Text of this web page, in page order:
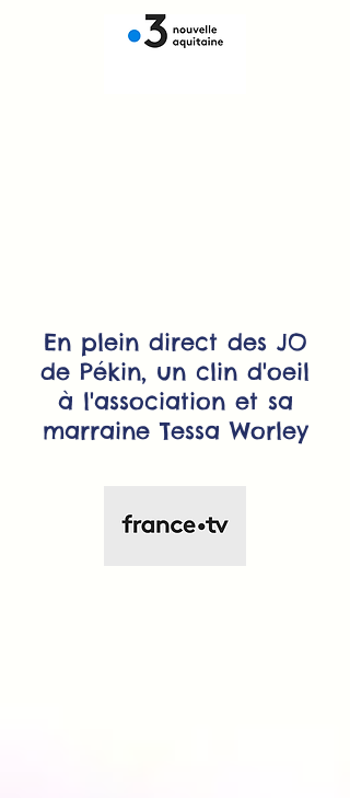
En plein direct des JO
de Pékin, un clin d'oeil
à l'association et sa
marraine Tessa Worley